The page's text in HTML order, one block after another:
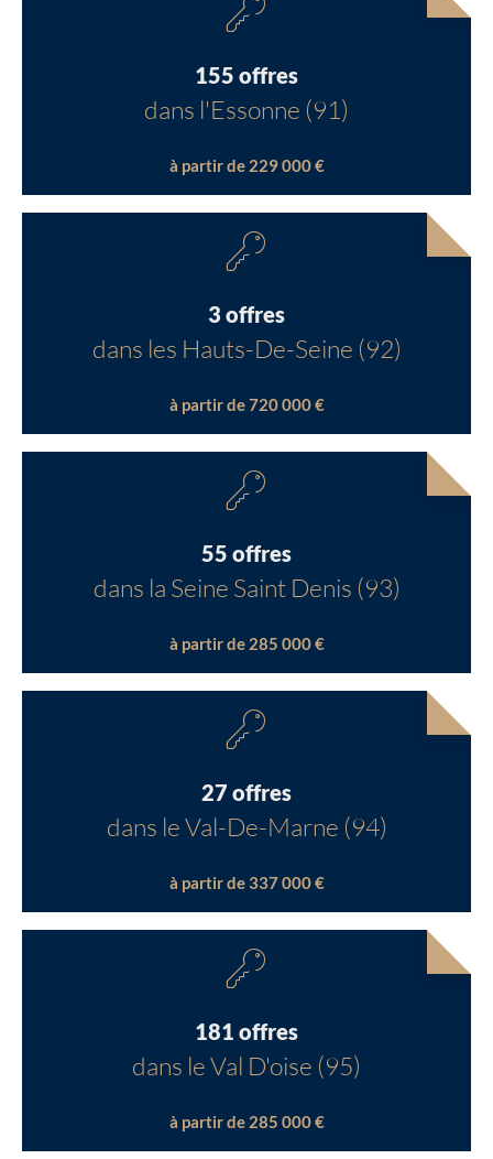
155 offres
dans l'Essonne (91)
à partir de 229 000 €
3 offres
dans les Hauts-De-Seine (92)
à partir de 720 000 €
55 offres
dans la Seine Saint Denis (93)
à partir de 285 000 €
27 offres
dans le Val-De-Marne (94)
à partir de 337 000 €
181 offres
dans le Val D'oise (95)
à partir de 285 000 €